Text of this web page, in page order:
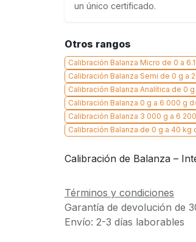
un único certificado.
Otros rangos
Calibración Balanza Micro de 0 a 6.1
Calibración Balanza Semi de 0 g a
Calibración Balanza Analítica de 0
Calibración Balanza 0 g a 6 000 g
Calibración Balanza 3 000 g a 6
Calibración Balanza de 0 g a 40 kg
Calibración de Balanza –
Términos y condiciones
Garantía de devolución de
Envío: 2-3 días laborables